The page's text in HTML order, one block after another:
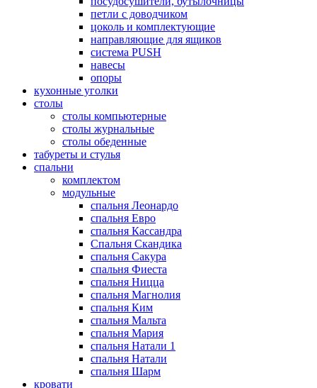
петли с доводчиком
цоколь и комплектующие
направляющие для ящиков
система PUSH
навесы
опоры
кухонные уголки
столы
столы компьютерные
столы журнальные
столы обеденные
табуреты и стулья
спальни
комплектом
модульные
спальня Леонардо
спальня Евро
спальня Кассандра
Спальня Скандика
спальня Сакура
спальня Фиеста
спальня Ницца
спальня Магнолия
спальня Ким
спальня Мальта
спальня Мария
спальня Натали 1
спальня Натали
спальня Шарм
кровати